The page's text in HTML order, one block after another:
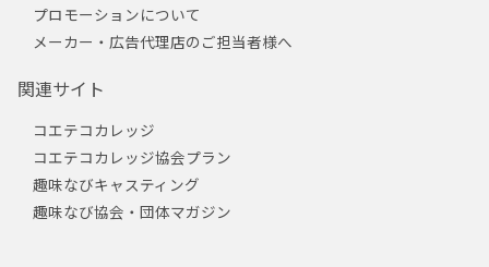
プロモーションについて
メーカー・広告代理店のご担当者様へ
関連サイト
コエテコカレッジ
コエテコカレッジ協会プラン
趣味なびキャスティング
趣味なび協会・団体マガジン